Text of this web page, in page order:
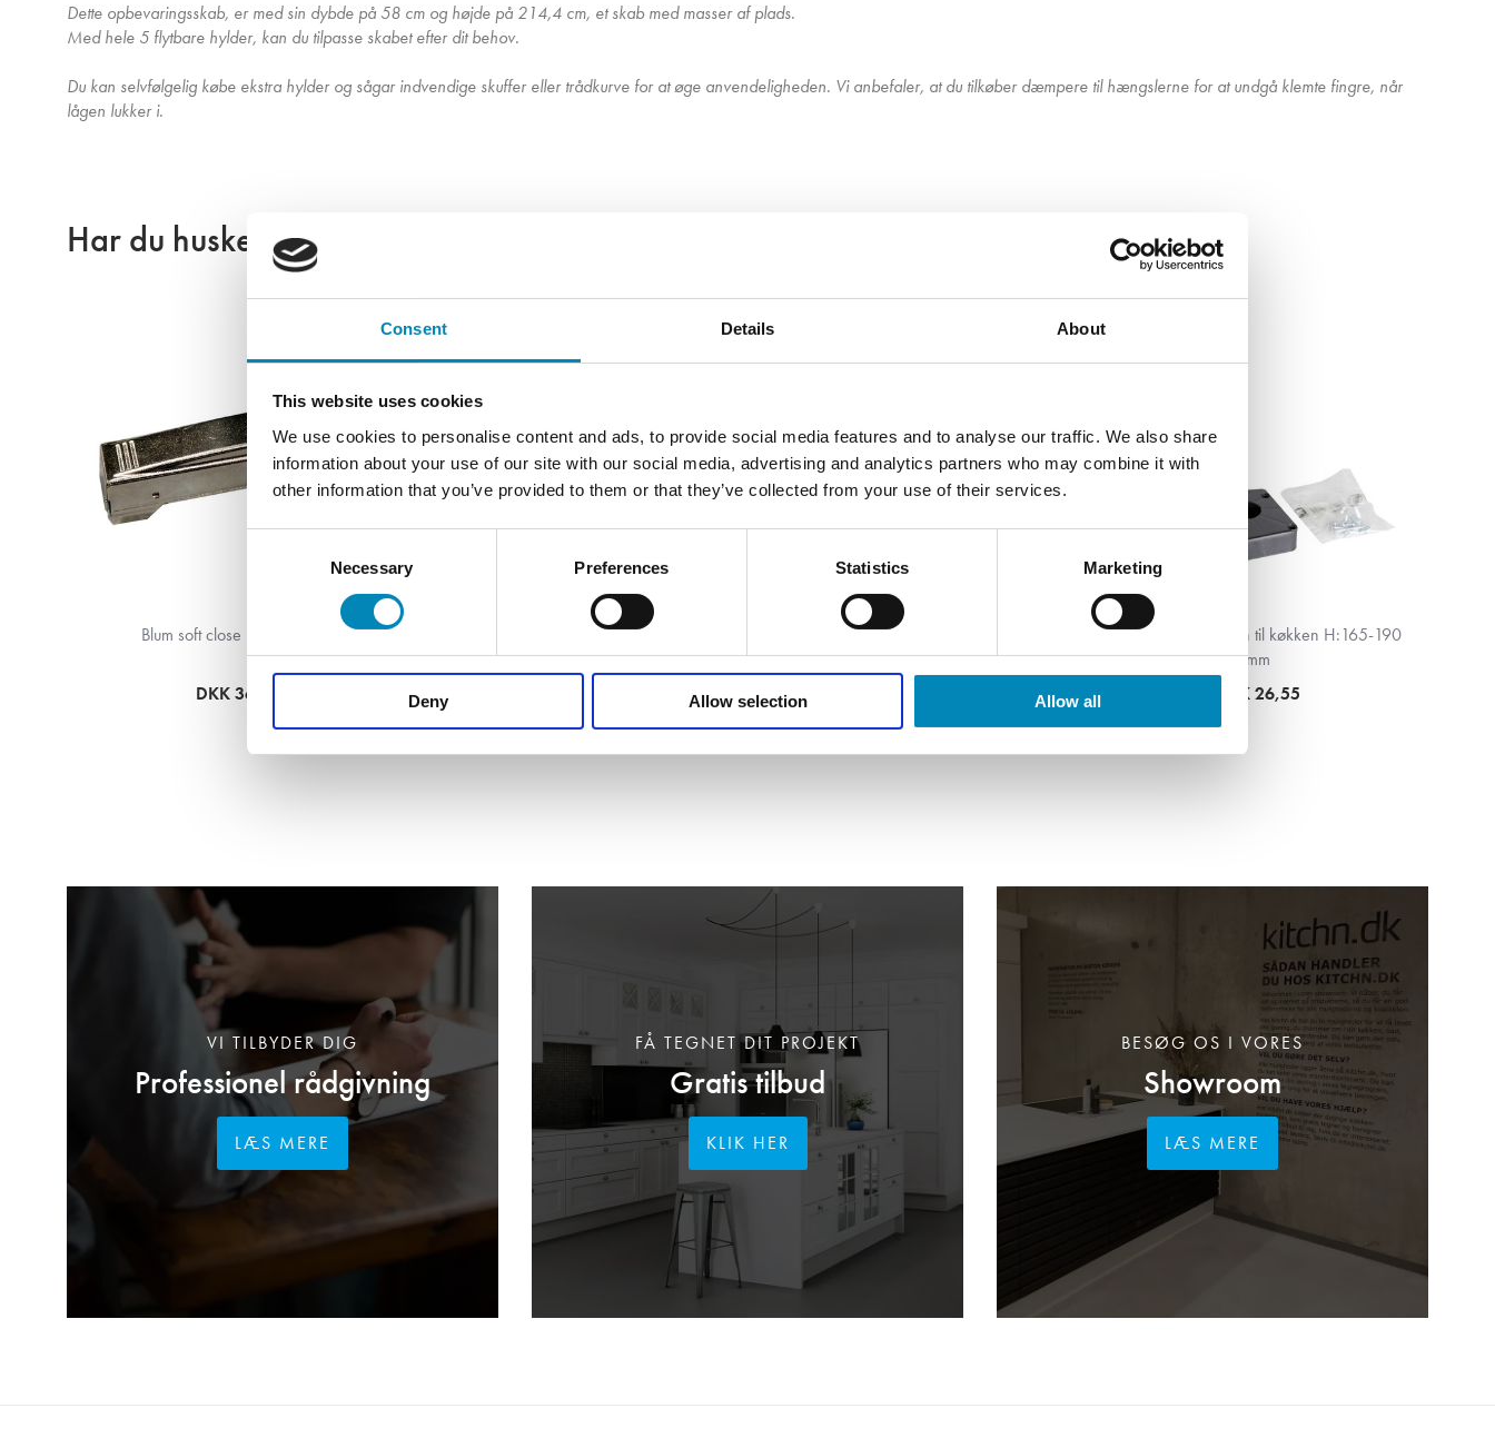
Consent Details About
This website uses cookies
We use cookies to personalise content and ads, to provide social media features and to analyse our traffic. We also share
information about your use of our site with our social media, advertising and analytics partners who may combine it with
other information that you’ve provided to them or that they’ve collected from your use of their services.
Necessary Preferences Statistics Marketing
Deny Allow selection Allow all
Dette opbevaringsskab, er med sin dybde på 58 cm og højde på 214,4 cm, et skab med masser af plads.
Med hele 5 flytbare hylder, kan du tilpasse skabet efter dit behov.
Du kan selvfølgelig købe ekstra hylder og sågar indvendige skuffer eller trådkurve for at øge anvendeligheden. Vi anbefaler, at du tilkøber dæmpere til hængslerne for at undgå klemte fingre, når
lågen lukker i.
Har du husket?
Blum soft close lågedæmper
DKK 36,71
Sokkelsæt inkl. en sokkelende B: 124 cm Gavl 214,4 cm x 60 cm
Justerbar sokkelben til køkken H:165-190
mm
DKK 26,55
Professionel rådgivning
VI TILBYDER DIG
LÆS MERE
Gratis tilbud
FÅ TEGNET DIT PROJEKT
KLIK HER
Showroom
BESØG OS I VORES
LÆS MERE